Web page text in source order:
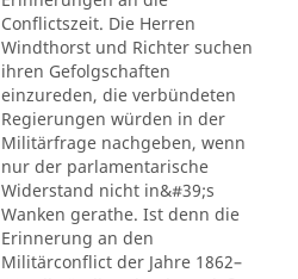
Conflictszeit. Die Herren
Windthorst und Richter suchen
ihren Gefolgschaften
einzureden, die verbündeten
Regierungen würden in der
Militärfrage nachgeben, wenn
nur der parlamentarische
Widerstand nicht in&#39;s
Wanken gerathe. Ist denn die
Erinnerung an den
Militärconflict der Jahre 1862–